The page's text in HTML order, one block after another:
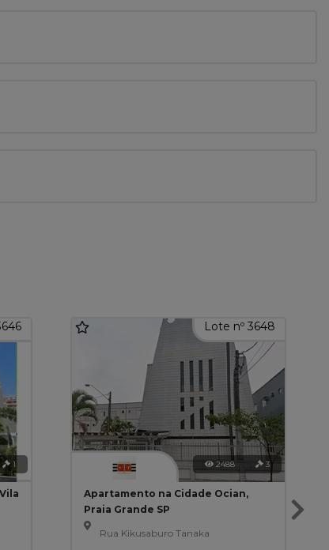
1
Lote nº 3648
2488 3
Apartamento na Cidade Ocian,
Praia Grande SP
Rua Kikusaburo Tanaka